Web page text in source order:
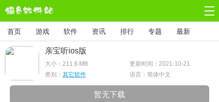
首页 游戏 软件 资讯 排行 专题 最新
亲宝听ios版
大小： 211.6 MB
更新时间：2021-10-21
类别： 其它软件 语言：简体中文
暂无下载